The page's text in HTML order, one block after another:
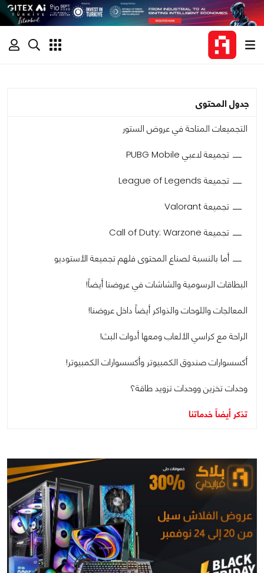
جدول المحتوى
التجميعات المتاحة في عروض الستور
تجميعة لاعبي PUBG Mobile
تجميعة League of Legends
تجميعة Valorant
تجميعة Call of Duty: Warzone
أما بالنسبة لصناع المحتوى فلهم تجميعة الأستوديو
البطاقات الرسومية والشاشات في عروضنا أيضاً!
المعالجات واللوحات والذواكر أيضاً داخل عروضنا!
الراحة مع كراسي الألعاب ومعها أدوات البث!
أكسسوارات صندوق الكمبيوتر وأكسسوارات الكمبيوتر!
وحدات تخزين ووحدات تزويد طاقة؟
تذكر أيضاً خدماتنا